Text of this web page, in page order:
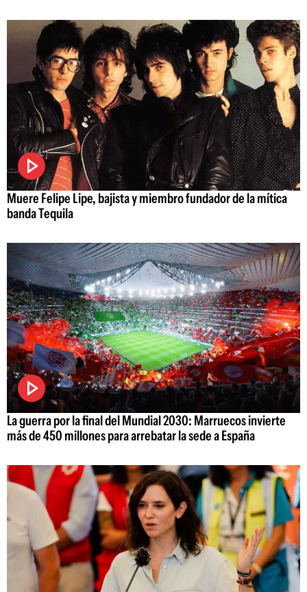
Muere Felipe Lipe, bajista y miembro fundador de la mítica
banda Tequila
La guerra por la final del Mundial 2030: Marruecos invierte
más de 450 millones para arrebatar la sede a España